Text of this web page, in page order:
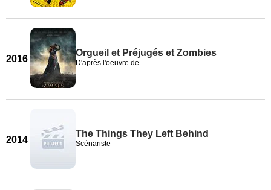
2016
Orgueil et Préjugés et Zombies
D'après l'oeuvre de
2014
The Things They Left Behind
Scénariste